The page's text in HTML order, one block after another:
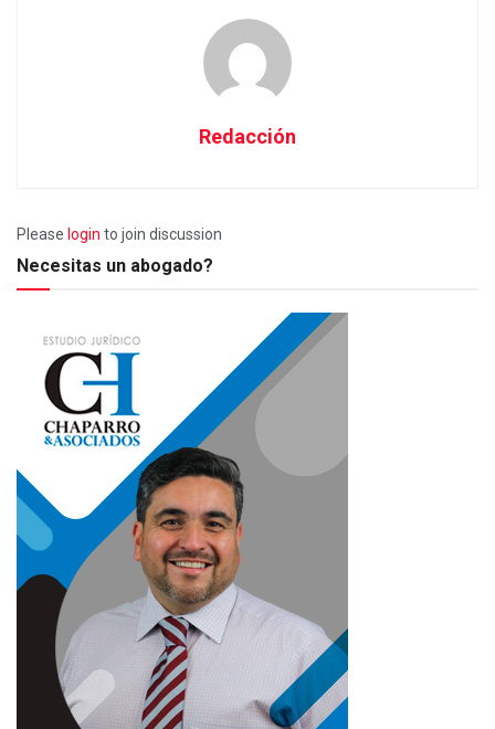
Redacción
Please login to join discussion
Necesitas un abogado?